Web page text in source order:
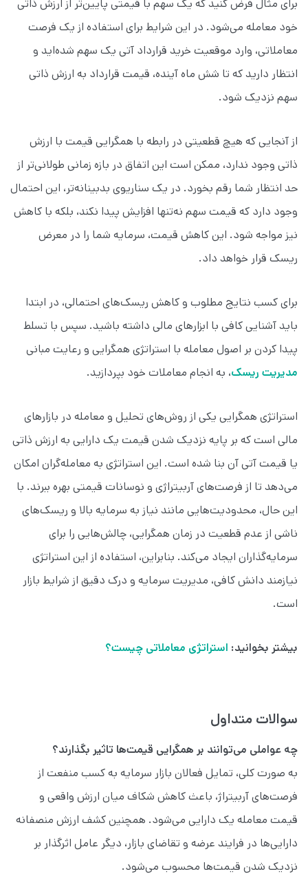
برای مثال فرض کنید که یک سهم با قیمتی پایین‌تر از ارزش ذاتی
خود معامله می‌شود. در این شرایط برای استفاده از یک فرصت
معاملاتی، وارد موقعیت خرید قرارداد آتی یک سهم شده‌اید و
انتظار دارید که تا شش ماه آینده، قیمت قرارداد به ارزش ذاتی
سهم نزدیک شود.
از آنجایی که هیچ قطعیتی در رابطه با همگرایی قیمت با ارزش
ذاتی وجود ندارد، ممکن است این اتفاق در بازه زمانی طولانی‌تر از
حد انتظار شما رقم بخورد. در یک سناریوی بدبینانه‌تر، این احتمال
وجود دارد که قیمت سهم نه‌تنها افزایش پیدا نکند، بلکه با کاهش
نیز مواجه شود. این کاهش قیمت، سرمایه شما را در معرض
ریسک قرار خواهد داد.
برای کسب نتایج مطلوب و کاهش ریسک‌های احتمالی، در ابتدا
باید آشنایی کافی با ابزارهای مالی داشته باشید. سپس با تسلط
پیدا کردن بر اصول معامله با استراتژی همگرایی و رعایت مبانی
مدیریت ریسک، به انجام معاملات خود بپردازید.
استراتژی همگرایی یکی از روش‌های تحلیل و معامله در بازارهای
مالی است که بر پایه نزدیک شدن قیمت یک دارایی به ارزش ذاتی
یا قیمت آتی آن بنا شده است. این استراتژی به معامله‌گران امکان
می‌دهد تا از فرصت‌های آربیتراژی و نوسانات قیمتی بهره ببرند. با
این حال، محدودیت‌هایی مانند نیاز به سرمایه بالا و ریسک‌های
ناشی از عدم قطعیت در زمان همگرایی، چالش‌هایی را برای
سرمایه‌گذاران ایجاد می‌کند. بنابراین، استفاده از این استراتژی
نیازمند دانش کافی، مدیریت سرمایه و درک دقیق از شرایط بازار
است.
بیشتر بخوانید: استراتژی معاملاتی چیست؟
سوالات متداول
چه عواملی می‌توانند بر همگرایی قیمت‌ها تاثیر بگذارند؟
به صورت کلی، تمایل فعالان بازار سرمایه به کسب منفعت از
فرصت‌های آربیتراژ، باعث کاهش شکاف میان ارزش واقعی و
قیمت معامله یک دارایی می‌شود. همچنین کشف ارزش منصفانه
دارایی‌ها در فرایند عرضه و تقاضای بازار، دیگر عامل اثرگذار بر
نزدیک شدن قیمت‌ها محسوب می‌شود.